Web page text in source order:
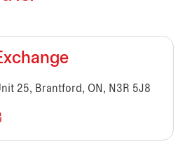
25, Brantford, ON, N3R 5J8